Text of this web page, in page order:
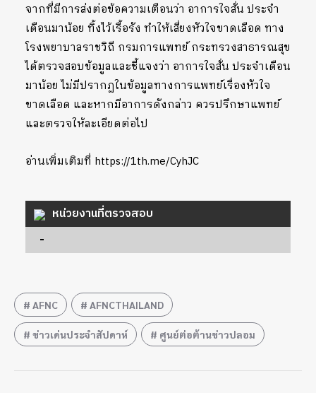
จากที่มีการส่งต่อข้อความเตือนว่า อาการใจสั่น ประจำ
เดือนมาน้อย ทิ้งไว้เรื้อรัง ทำให้เสี่ยงหัวใจขาดเลือด ทาง
โรงพยาบาลราชวิถี กรมการแพทย์ กระทรวงสาธารณสุข
ได้ตรวจสอบข้อมูลและชี้แจงว่า อาการใจสั่น ประจำเดือน
มาน้อย ไม่มีปรากฏในข้อมูลทางการแพทย์เรื่องหัวใจ
ขาดเลือด และหากมีอาการดังกล่าว ควรปรึกษาแพทย์
และตรวจให้ละเอียดต่อไป
อ่านเพิ่มเติมที่ https://1th.me/CyhJC
หน่วยงานที่ตรวจสอบ
-
AFNC AFNCTHAILAND
ข่าวเด่นประจำสัปดาห์ ศูนย์ต่อต้านข่าวปลอม